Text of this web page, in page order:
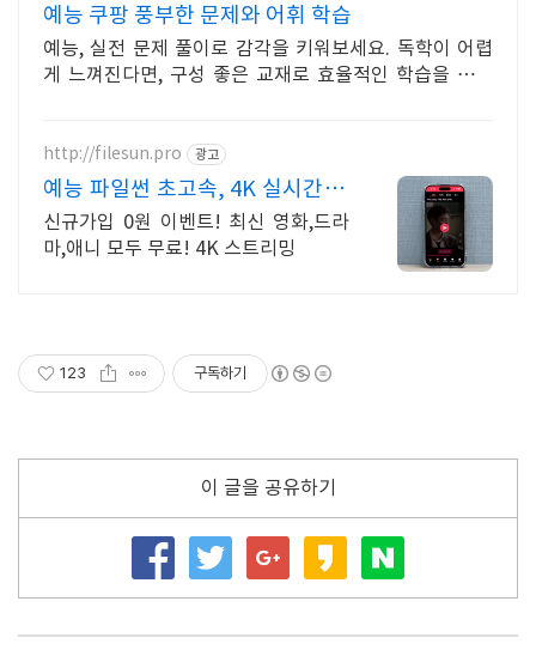
예능 쿠팡 풍부한 문제와 어휘 학습
예능, 실전 문제 풀이로 감각을 키워보세요. 독학이 어렵
게 느껴진다면, 구성 좋은 교재로 효율적인 학습을 시작
http://filesun.pro 광고
예능 파일썬 초고속, 4K 실시간 보
기!
신규가입 0원 이벤트! 최신 영화,드라
마,애니 모두 무료! 4K 스트리밍
123 구독하기
이 글을 공유하기